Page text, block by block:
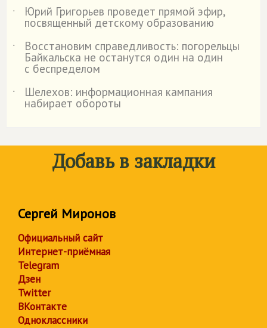
˙
Юрий Григорьев проведет прямой эфир,
посвященный детскому образованию
˙
Восстановим справедливость: погорельцы
Байкальска не останутся один на один
с беспределом
˙
Шелехов: информационная кампания
набирает обороты
Добавь в закладки
Сергей Миронов
Официальный сайт
Интернет-приёмная
Telegram
Дзен
Twitter
ВКонтакте
Одноклассники